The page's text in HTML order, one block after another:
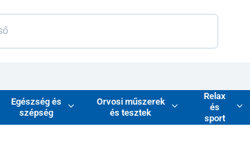
Egészség és
szépség
Orvosi műszerek
és tesztek
Relax
és
sport